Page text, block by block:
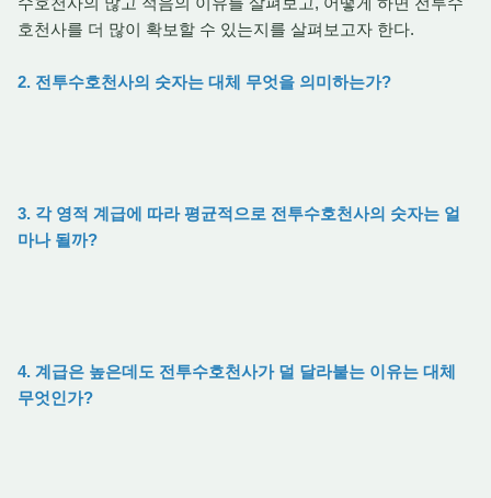
호천사를 더 많이 확보할 수 있는지를 살펴보고자 한다.
2. 전투수호천사의 숫자는 대체 무엇을 의미하는가?
3. 각 영적 계급에 따라 평균적으로 전투수호천사의 숫자는 얼
마나 될까?
4. 계급은 높은데도 전투수호천사가 덜 달라붙는 이유는 대체
무엇인가?